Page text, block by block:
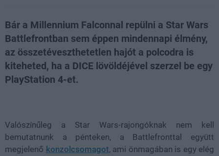
Bár a Millennium Falconnal repülni a Star Wars
Battlefrontban sem éppen mindennapi élmény,
az összetéveszthetetlen hajót a polcodra is
kiteheted, ha a DICE lövöldéjével szerzel be egy
PlayStation 4-et.
Valószínűleg a Star Wars-rajongóknak nem kell
bemutatnunk a pénteken, a Battlefronttal együtt
megjelenő konzolcsomagot, ami önmagában is egy elég